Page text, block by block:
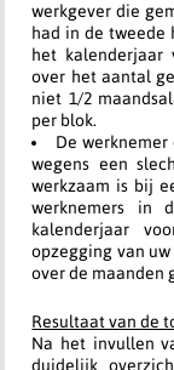
werkgever die
had in de tweede
het kalenderjaar
over het aantal
niet 1/2
per blok.
De
wegens een
werkzaam is bij
werknemers in
kalenderjaar
opzegging van
over de maanden
Resultaat van de
Na het invullen
duidelijk